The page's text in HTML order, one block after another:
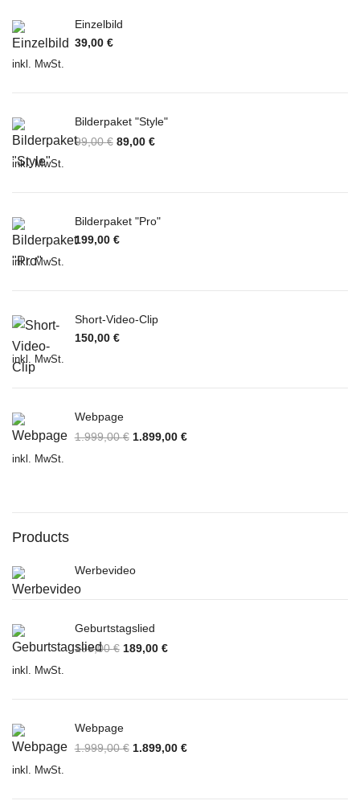
Einzelbild
39,00 €
inkl. MwSt.
Bilderpaket "Style"
99,00€ 89,00 €
inkl. MwSt.
Bilderpaket "Pro"
199,00 €
inkl. MwSt.
Short-Video-Clip
150,00 €
inkl. MwSt.
Webpage
1.999,00€ 1.899,00 €
inkl. MwSt.
Products
Werbevideo
Geburtstagslied
199,00€ 189,00 €
inkl. MwSt.
Webpage
1.999,00€ 1.899,00 €
inkl. MwSt.